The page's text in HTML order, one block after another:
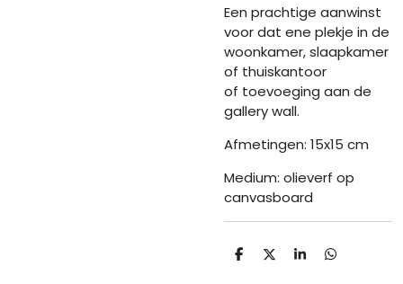
Een prachtige aanwinst
voor dat ene plekje in de
woonkamer, slaapkamer
of thuiskantoor
of toevoeging aan de
gallery wall.
Afmetingen: 15x15 cm
Medium: olieverf op
canvasboard
D D S D